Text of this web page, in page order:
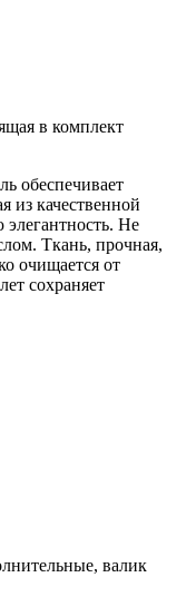
в комплект
обеспечивает
из качественной
Не
Ткань, прочная,
очищается от
сохраняет
валик